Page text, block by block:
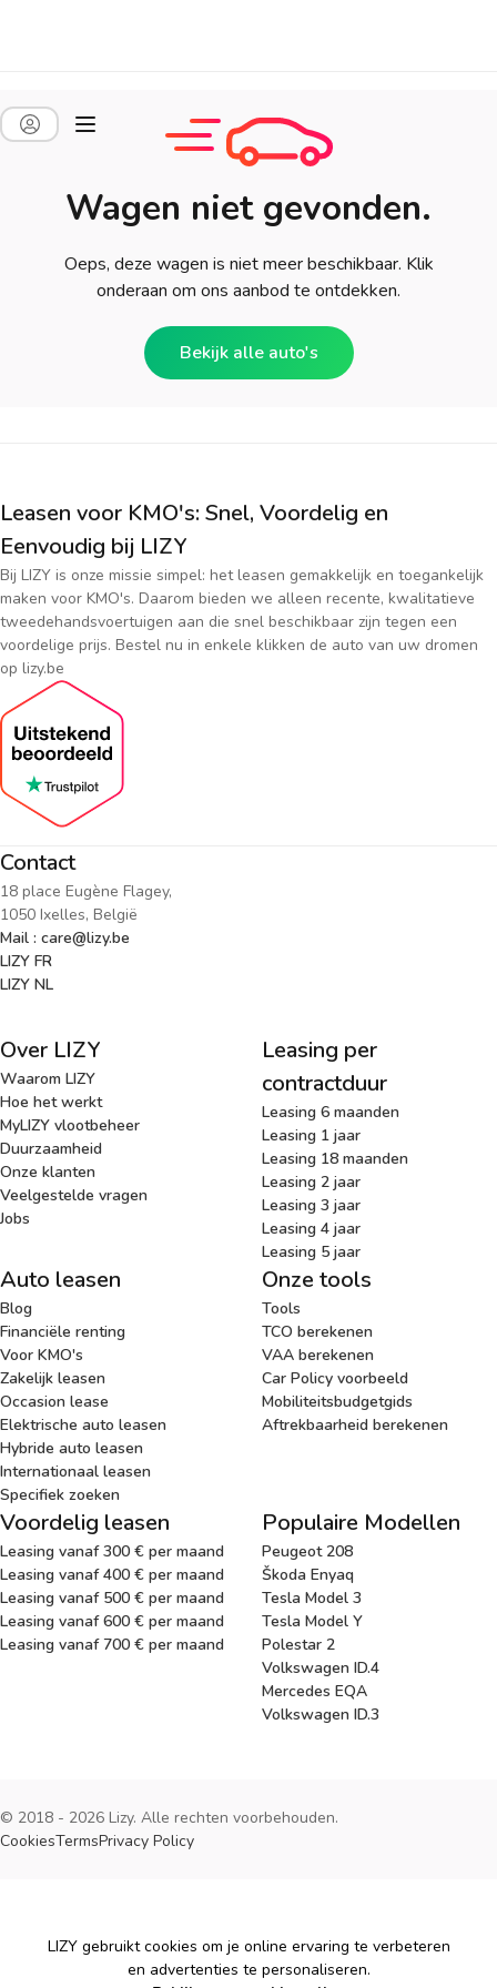
Wagen niet gevonden.
Oeps, deze wagen is niet meer beschikbaar. Klik
onderaan om ons aanbod te ontdekken.
Bekijk alle auto's
Leasen voor KMO's: Snel, Voordelig en
Eenvoudig bij LIZY
Bij LIZY is onze missie simpel: het leasen gemakkelijk en toegankelijk
maken voor KMO's. Daarom bieden we alleen recente, kwalitatieve
tweedehandsvoertuigen aan die snel beschikbaar zijn tegen een
voordelige prijs. Bestel nu in enkele klikken de auto van uw dromen
op lizy.be
Contact
18 place Eugène Flagey,
1050 Ixelles, België
Mail : care@lizy.be
LIZY FR
LIZY NL
Over LIZY
Waarom LIZY
Hoe het werkt
MyLIZY vlootbeheer
Duurzaamheid
Onze klanten
Veelgestelde vragen
Jobs
Leasing per
contractduur
Leasing 6 maanden
Leasing 1 jaar
Leasing 18 maanden
Leasing 2 jaar
Leasing 3 jaar
Leasing 4 jaar
Leasing 5 jaar
Auto leasen
Blog
Financiële renting
Voor KMO's
Zakelijk leasen
Occasion lease
Elektrische auto leasen
Hybride auto leasen
Internationaal leasen
Specifiek zoeken
Onze tools
Tools
TCO berekenen
VAA berekenen
Car Policy voorbeeld
Mobiliteitsbudgetgids
Aftrekbaarheid berekenen
Voordelig leasen
Leasing vanaf 300 € per maand
Leasing vanaf 400 € per maand
Leasing vanaf 500 € per maand
Leasing vanaf 600 € per maand
Leasing vanaf 700 € per maand
Populaire Modellen
Peugeot 208
Škoda Enyaq
Tesla Model 3
Tesla Model Y
Polestar 2
Volkswagen ID.4
Mercedes EQA
Volkswagen ID.3
© 2018 - 2026 Lizy. Alle rechten voorbehouden.
CookiesTermsPrivacy Policy
Cookies
LIZY gebruikt cookies om je online ervaring te verbeteren
en advertenties te personaliseren.